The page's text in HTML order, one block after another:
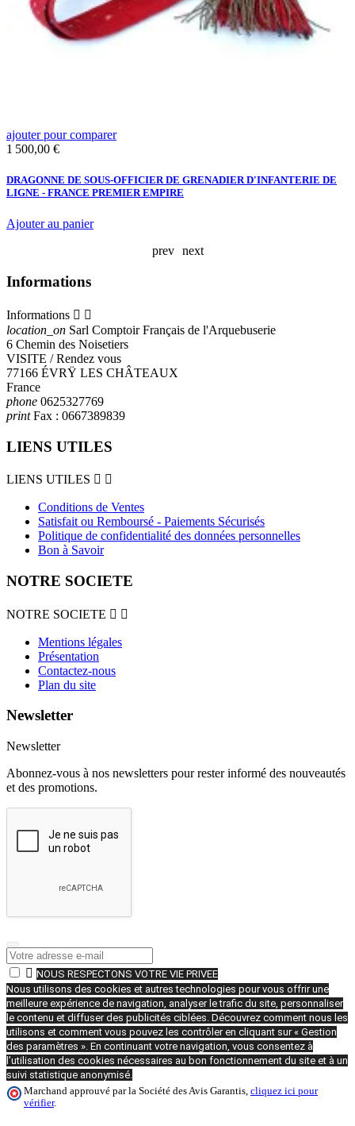
ajouter pour comparer
Prix
1 500,00 €
DRAGONNE DE SOUS-OFFICIER DE GRENADIER D'INFANTERIE DE
LIGNE - FRANCE PREMIER EMPIRE
Ajouter au panier
prev
next
Informations
Informations  
location_on Sarl Comptoir Français de l'Arquebuserie
6 Chemin des Noisetiers
VISITE / Rendez vous
77166 ÉVRŸ LES CHÂTEAUX
France
phone 0625327769
printFax : 0667389839
LIENS UTILES
LIENS UTILES  
Conditions de Ventes
Satisfait ou Remboursé - Paiements Sécurisés
Politique de confidentialité des données personnelles
Bon à Savoir
NOTRE SOCIETE
NOTRE SOCIETE  
Mentions légales
Présentation
Contactez-nous
Plan du site
Newsletter
Newsletter
Abonnez-vous à nos newsletters pour rester informé des nouveautés
et des promotions.
 NOUS RESPECTONS VOTRE VIE PRIVEE
Nous utilisons des cookies et autres technologies pour vous offrir une
meilleure expérience de navigation, analyser le trafic du site, personnaliser
le contenu et diffuser des publicités ciblées. Découvrez comment nous les
utilisons et comment vous pouvez les contrôler en cliquant sur « Gestion
des paramètres ». En continuant votre navigation, vous consentez à
l’utilisation des cookies nécessaires au bon fonctionnement du site et à un
suivi statistique anonymisé.
Marchand approuvé par la Société des Avis Garantis, cliquez ici pour
vérifier.